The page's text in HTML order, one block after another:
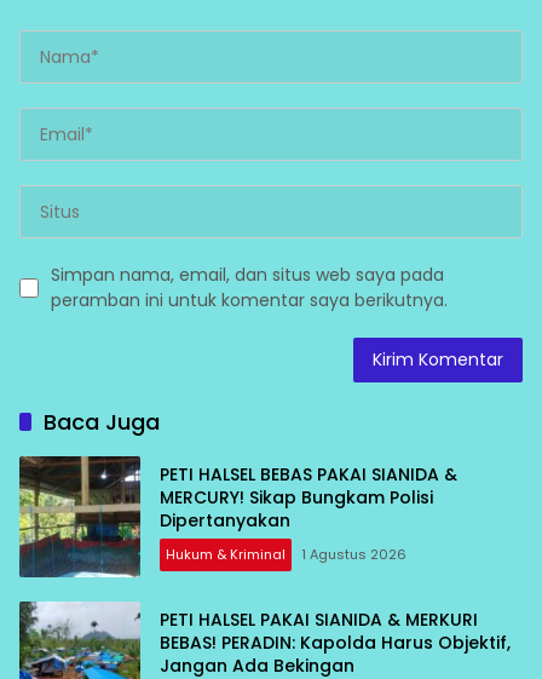
Simpan nama, email, dan situs web saya pada
peramban ini untuk komentar saya berikutnya.
Baca Juga
PETI HALSEL BEBAS PAKAI SIANIDA &
MERCURY! Sikap Bungkam Polisi
Dipertanyakan
Hukum & Kriminal 1 Agustus 2026
PETI HALSEL PAKAI SIANIDA & MERKURI
BEBAS! PERADIN: Kapolda Harus Objektif,
Jangan Ada Bekingan